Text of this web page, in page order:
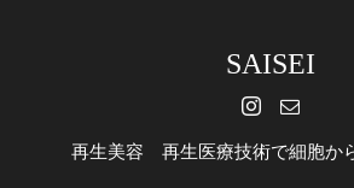
SAISEI
再生美容 再生医療技術で細胞か